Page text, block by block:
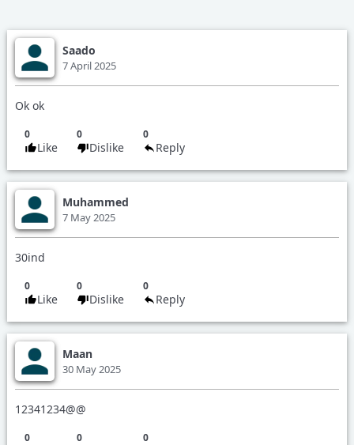
Saado
7 April 2025
Ok ok
0
Like
0
Dislike
0
Reply
Reply toSaado
Name
Reply
Captcha
Muhammed
7 May 2025
30ind
0
Like
0
Dislike
0
Reply
Reply toMuhammed
Name
Maan
30 May 2025
12341234@@
0 0 0